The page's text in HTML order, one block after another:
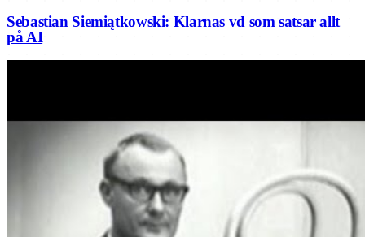
Sebastian Siemiątkowski: Klarnas vd som satsar allt
på AI